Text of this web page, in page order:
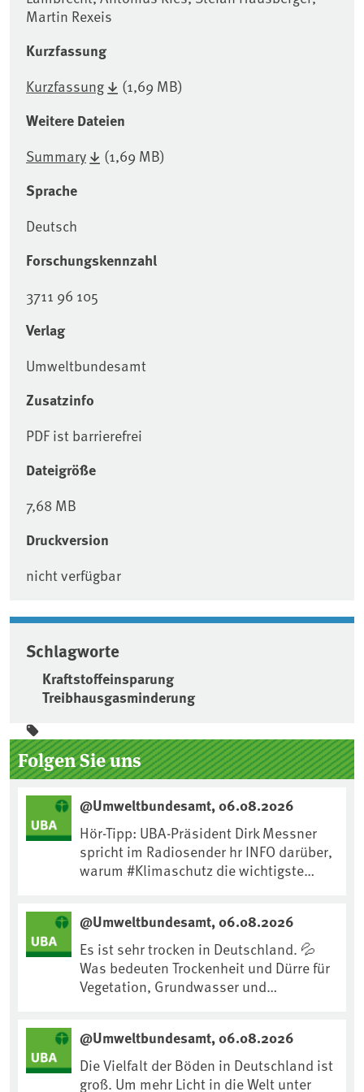
Martin Rexeis
Kurzfassung
Kurzfassung (1,69 MB)
Weitere Dateien
Summary (1,69 MB)
Sprache
Deutsch
Forschungskennzahl
3711 96 105
Verlag
Umweltbundesamt
Zusatzinfo
PDF ist barrierefrei
Dateigröße
7,68 MB
Druckversion
nicht verfügbar
Schlagworte
Kraftstoffeinsparung
Treibhausgasminderung
Seitenleiste
Folgen Sie uns
@Umweltbundesamt, 06.08.2026
Hör-Tipp: UBA-Präsident Dirk Messner
spricht im Radiosender hr INFO darüber,
warum #Klimaschutz die wichtigste
https://www.ardsounds.de/episode/urn
:ard:episode:0e7cf1c4b819c26d/
@Umweltbundesamt, 06.08.2026
Es ist sehr trocken in Deutschland. 💦
Was bedeuten Trockenheit und Dürre für
Vegetation, Grundwasser und
anpassen?🤔Antworten auf diese und
weitere Fragen auf unserer Webseite:
www.uba.de/trockenheit #Trockenheit
@Umweltbundesamt, 06.08.2026
Die Vielfalt der Böden in Deutschland ist
groß. Um mehr Licht in die Welt unter